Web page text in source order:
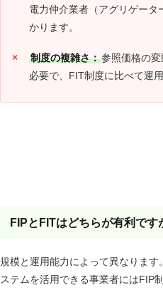
電力仲介業者（アグリゲー
かります。
制度の複雑さ：参照価格の
必要で、FIT制度に比べて運
FIPとFITはどちらが有利です
規模と運用能力によって異なりま
ステムを活用できる事業者にはFIP